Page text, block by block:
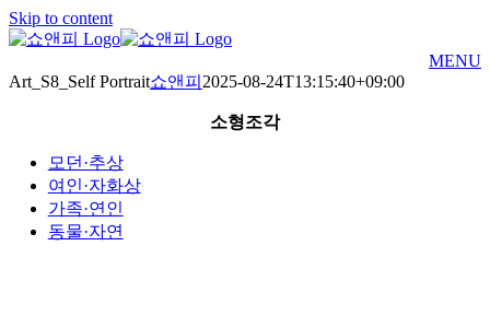
Skip to content
MENU
Art_S8_Self Portrait쇼앤피 2025-08-24T13:15:40+09:00
소형조각
모던·추상
여인·자화상
가족·연인
동물·자연